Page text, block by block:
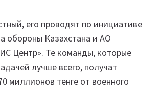
его проводят по инициативе
обороны Казахстана и АО
Центр». Те команды, которые
лучше всего, получат
миллионов тенге от военного